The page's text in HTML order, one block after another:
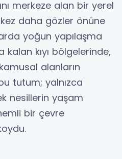
merkeze alan bir yerel
kez daha gözler önüne
yoğun yapılaşma
kalan kıyı bölgelerinde,
alanların
tutum; yalnızca
nesillerin yaşam
bir çevre